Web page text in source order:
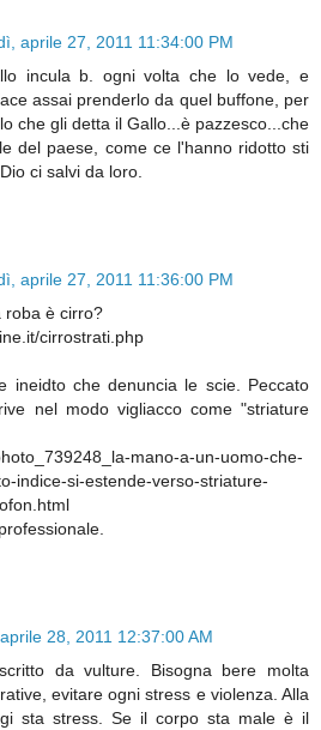
aprile 27, 2011 11:34:00 PM
incula b. ogni volta che lo vede, e
assai prenderlo da quel buffone, per
che gli detta il Gallo...è pazzesco...che
del paese, come ce l'hanno ridotto sti
ci salvi da loro.
aprile 27, 2011 11:36:00 PM
roba è cirro?
cirrostrati.php
ineidto che denuncia le scie. Peccato
nel modo vigliacco come "striature
mano-a-un-uomo-che-
indice-si-estende-verso-striature-
28, 2011 12:37:00 AM
da vulture. Bisogna bere molta
evitare ogni stress e violenza. Alla
sta stress. Se il corpo sta male è il